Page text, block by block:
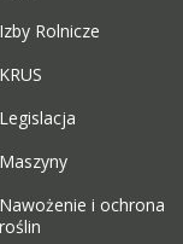
Izby Rolnicze
KRUS
Legislacja
Maszyny
Nawożenie i ochrona
roślin